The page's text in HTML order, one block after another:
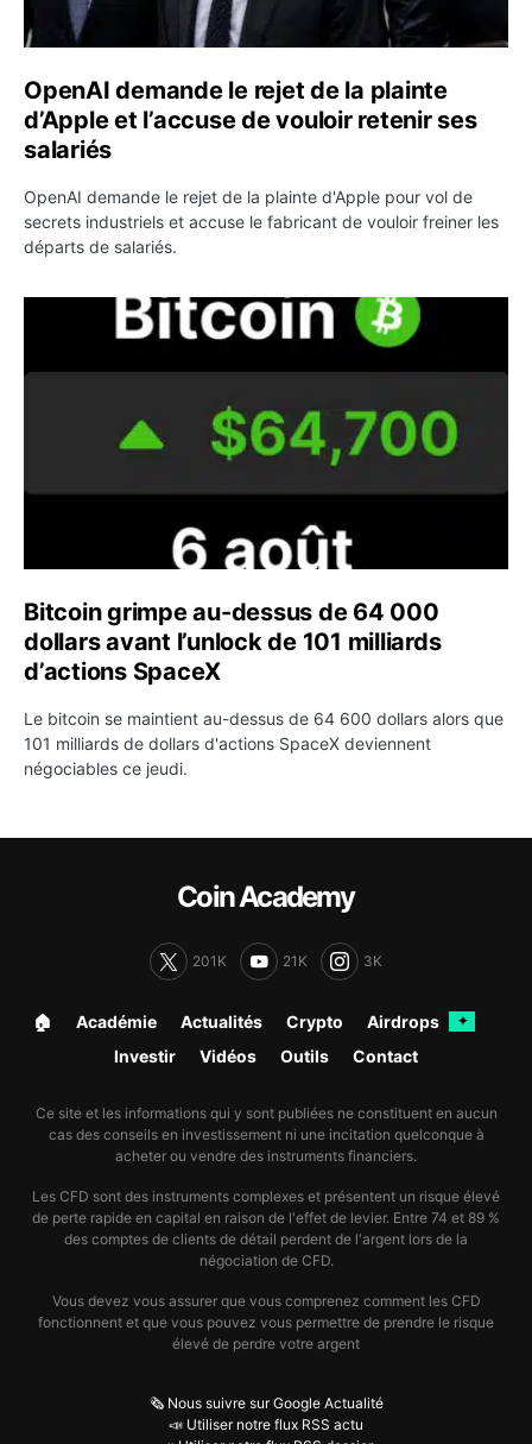
OpenAI demande le rejet de la plainte
d’Apple et l’accuse de vouloir retenir ses
salariés
OpenAI demande le rejet de la plainte d'Apple pour vol de
secrets industriels et accuse le fabricant de vouloir freiner les
départs de salariés.
Bitcoin grimpe au-dessus de 64 000 dollars avant
Bitcoin grimpe au-dessus de 64 000
dollars avant l’unlock de 101 milliards
d’actions SpaceX
Le bitcoin se maintient au-dessus de 64 600 dollars alors que
101 milliards de dollars d'actions SpaceX deviennent
négociables ce jeudi.
Coin Academy
201K 21K 3K
🏠︎ Académie Actualités Crypto Airdrops ✦
Investir Vidéos Outils Contact
Ce site et les informations qui y sont publiées ne constituent en aucun
cas des conseils en investissement ni une incitation quelconque à
acheter ou vendre des instruments financiers.
Les CFD sont des instruments complexes et présentent un risque élevé
de perte rapide en capital en raison de l'effet de levier. Entre 74 et 89 %
des comptes de clients de détail perdent de l'argent lors de la
négociation de CFD.
Vous devez vous assurer que vous comprenez comment les CFD
fonctionnent et que vous pouvez vous permettre de prendre le risque
élevé de perdre votre argent
🗞️ Nous suivre sur Google Actualité
📣 Utiliser notre flux RSS actu